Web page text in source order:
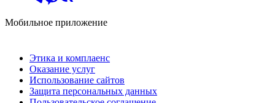
Мобильное приложение
Этика и комплаенс
Оказание услуг
Использование сайтов
Защита персональных данных